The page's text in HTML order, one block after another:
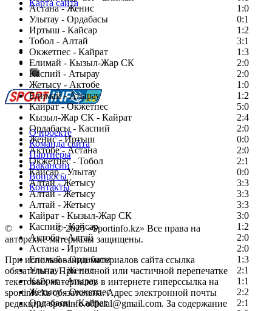
Астана - Женис
1:0
Улытау - Ордабасы
0:1
Иртыш - Кайсар
1:2
Тобол - Алтай
3:1
Окжетпес - Кайрат
1:3
Елимай - Кызыл-Жар СК
2:0
Каспий - Атырау
2:0
Жетысу - Актобе
1:0
Елимай - Атырау
1:2
Кайрат - Окжетпес
5:0
Кызыл-Жар СК - Кайрат
2:4
Ордабасы - Каспий
2:0
Женис - Иртыш
0:0
Актобе - Астана
2:0
Окжетпес - Тобол
2:1
Кайсар - Улытау
0:0
Алтай - Жетысу
3:3
Алтай - Жетысу
3:3
Алтай - Жетысу
3:3
Кайрат - Кызыл-Жар СК
3:0
Каспий - Кайсар
1:2
Актобе - Алтай
2:0
Астана - Иртыш
2:0
Елимай - Ордабасы
1:3
Улытау - Женис
2:1
Кайрат - Атырау
1:1
Жетысу - Окжетпес
2:2
Ордабасы - Кайрат
2:1
Карта сайта
Есть идея?
Сообщить о мероприятии
Перейти на старый сайт
О проекте
Команда сайта
Партнеры
Вакансии
Вопросы
Контакты
© Copyright© 2025 «Sportinfo.kz» Все права на
авторские материалы защищены.
При использовании материалов сайта ссылка
обязательна. При полной или частичной перепечатке
текстовых материалов в интернете гиперссылка на
sportinfo.kz обязательна. Адрес электронной почты
редакции: sportinfo.official@gmail.com. За содержание